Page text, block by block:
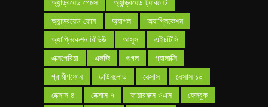
অ্যান্ড্রয়েড গেমস
অ্যান্ড্রয়েড ট্যাবলেট
অ্যান্ড্রয়েড ফোন
অ্যাপল
অ্যাপ্লিকেশন
অ্যাপ্লিকেশন রিভিউ
আসুস
এইচটিসি
এক্সপেরিয়া
এলজি গুগল
গ্যালাক্সি
গ্রামীণফোন
ডাউনলোড নেক্সাস
নেক্সাস ১০
নেক্সাস ৪
নেক্সাস ৭ ফায়ারফক্স ওএস
ফেসবুক